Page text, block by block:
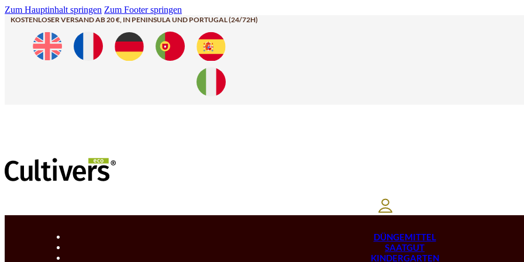
Zum Hauptinhalt springen Zum Footer springen
KOSTENLOSER VERSAND AB 20 €, IN PENINSULA UND PORTUGAL (24/72H)
DÜNGEMITTEL
SAATGUT
KINDERGARTEN